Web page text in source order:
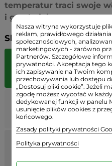
temperatur traci swoje
i gorzknieje.
Składniki:
Wartość odżywcza
Wartość
energetyczna
Tłuszcz, w tym:
Nasza witryna wykorzystuje
reklam, prawidłowego
społecznościowych,
marketingowych - zarówno
Partnerów. Szczegółowe
prywatności. Akceptacja tego
ich zapisywanie na Twoim
przechowywania lub dostępu
„Dostosuj pliki cookie”. Jeżeli
zgodę możesz wycofać w
dedykowanej funkcji w panelu
usunięcie plików cookies z
końcowego.
Zasady polityki prywatności
Polityka prywatności